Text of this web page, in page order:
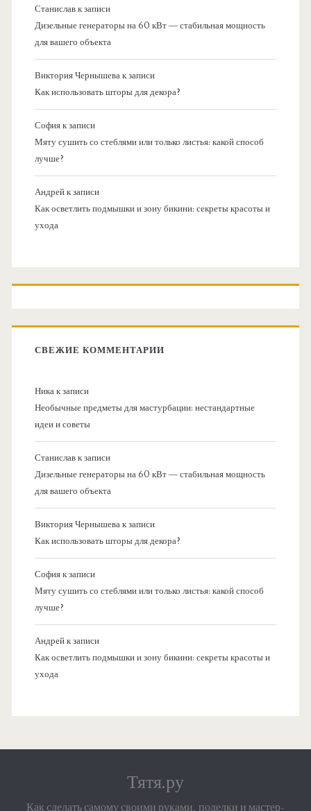
Станиславк записи
Дизельные генераторы на 60 кВт — стабильная мощность
для вашего объекта
Виктория Чернышевак записи
Как использовать шторы для декора?
Софияк записи
Мяту сушить со стеблями или только листья: какой способ
лучше?
Андрейк записи
Как осветлить подмышки и зону бикини: секреты красоты и
ухода
СВЕЖИЕ КОММЕНТАРИИ
Никак записи
Необычные предметы для мастурбации: нестандартные
идеи и советы
Станиславк записи
Дизельные генераторы на 60 кВт — стабильная мощность
для вашего объекта
Виктория Чернышевак записи
Как использовать шторы для декора?
Софияк записи
Мяту сушить со стеблями или только листья: какой способ
лучше?
Андрейк записи
Как осветлить подмышки и зону бикини: секреты красоты и
ухода
Тятя.ру
Как сделать самому своими руками, поделки и мастер-